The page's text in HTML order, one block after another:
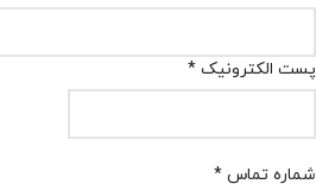
پست الکترونیک *
شماره تماس *